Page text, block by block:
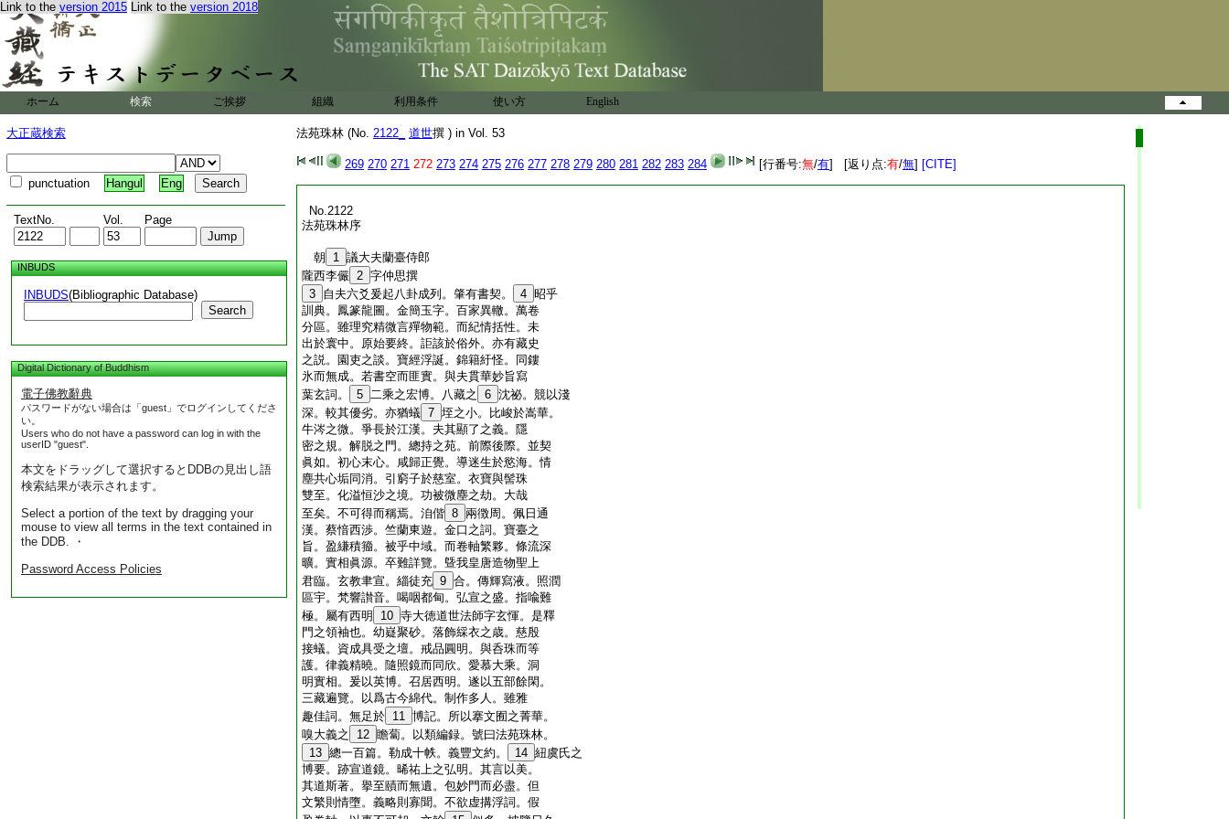
Link to the version 2015 Link to the version 2018
ホーム 検索 ご挨拶 組織 利用条件 使い方 English
大正蔵検索
punctuation Hangul Eng
TextNo. Vol. Page
INBUDS
INBUDS(Bibliographic Database)
Search
Digital Dictionary of Buddhism
電子佛教辭典
パスワードがない場合は「guest」でログインしてくださ
い。
Users who do not have a password can log in with the
userID "guest".
本文をドラッグして選択するとDDBの見出し語
検索結果が表示されます。
Select a portion of the text by dragging your
mouse to view all terms in the text contained in
the DDB. ・
Password Access Policies
法苑珠林 (No. 2122_ 道世撰 ) in Vol. 53
269 270 271 272 273 274 275 276 277 278 279 280 281 282 283 284 [行番号:無/有] [返り点:有/無] [CITE]
No.2122
法苑珠林序
朝 1 議大夫蘭臺侍郎
隴西李儼 2 字仲思撰
3 自夫六爻爰起八卦成列。肇有書契。 4 昭乎
訓典。鳳篆龍圖。金簡玉字。百家異轍。萬卷
分區。雖理究精微言殫物範。而紀情括性。未
出於寰中。原始要終。詎該於俗外。亦有藏史
之説。園吏之談。寶經浮誕。錦籍紆怪。同鏤
氷而無成。若書空而匪實。與夫貫華妙旨寫
葉玄詞。
5 二乘之宏博。八藏之 6 沈祕。競以淺
深。較其優劣。亦猶蟻 7 垤之小。比峻於嵩華。
牛涔之微。爭長於江漢。夫其顯了之義。隱
密之規。解脱之門。總持之苑。前際後際。並契
眞如。初心末心。咸歸正覺。導迷生於慾海。情
塵共心垢同消。引窮子於慈室。衣寶與髻珠
雙至。化溢恒沙之境。功被微塵之劫。大哉
至矣。不可得而稱焉。洎偕 8 兩徴周。佩日通
漢。蔡愔西渉。竺蘭東遊。金口之詞。寶臺之
旨。盈縑積籀。被乎中域。而卷軸繁夥。條流深
曠。實相眞源。卒難詳覽。曁我皇唐造物聖上
君臨。玄教聿宣。緇徒充 9 合。傳輝寫液。照潤
區宇。梵響讃音。喝咽都甸。弘宣之盛。指喩難
極。屬有西明
10 寺大徳道世法師字玄惲。是釋
門之領袖也。幼嶷聚砂。落飾綵衣之歳。慈殷
接蟻。資成具受之壇。戒品圓明。與呑珠而等
護。律義精曉。隨照鏡而同欣。愛慕大乘。洞
明實相。爰以英博。召居西明。遂以五部餘閑。
三藏遍覽。以爲古今綿代。制作多人。雖雅
趣佳詞。無足於 11 博記。所以搴文囿之菁華。
嗅大義之
12 瞻蔔。以類編録。號曰法苑珠林。
13 總一百篇。勒成十帙。義豐文約。 14 紐虞氏之
博要。跡宣道鏡。晞祐上之弘明。其言以美。
其道斯著。擧至賾而無遺。包妙門而必盡。但
文繁則情墮。義略則寡聞。不欲虚搆浮詞。假